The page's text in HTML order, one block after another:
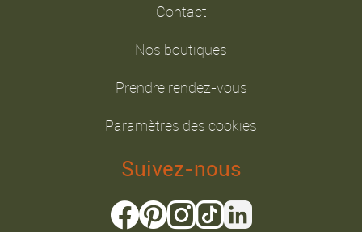
Contact
Nos boutiques
Prendre rendez-vous
Paramètres des cookies
Suivez-nous